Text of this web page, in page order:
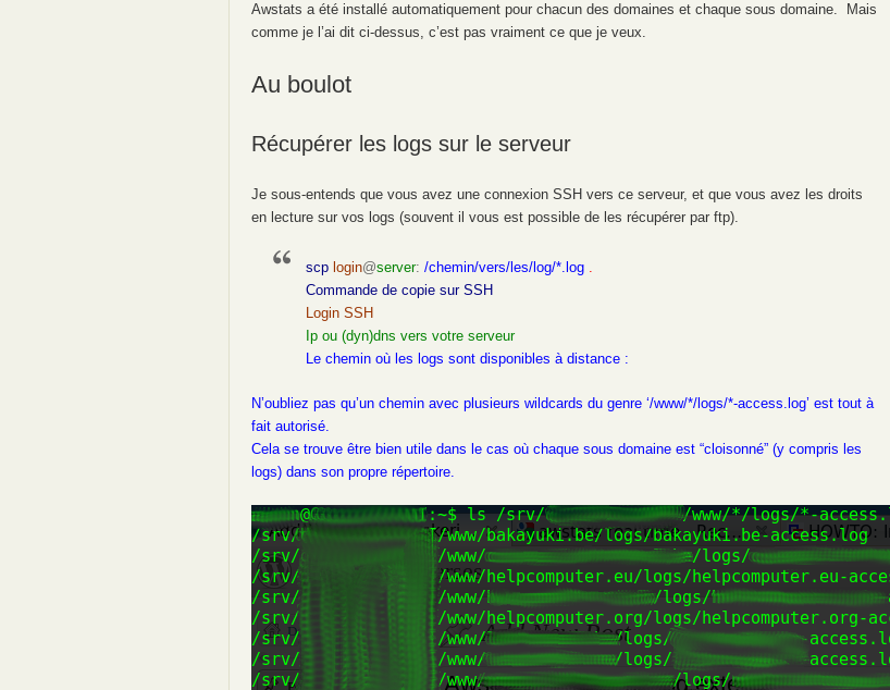
Awstats a été installé automatiquement pour chacun des domaines et chaque sous domaine. Mais
comme je l’ai dit ci-dessus, c’est pas vraiment ce que je veux.
Au boulot
Récupérer les logs sur le serveur
Je sous-entends que vous avez une connexion SSH vers ce serveur, et que vous avez les droits
en lecture sur vos logs (souvent il vous est possible de les récupérer par ftp).
scp login@server: /chemin/vers/les/log/*.log.
Commande de copie sur SSH
Login SSH
Ip ou (dyn)dns vers votre serveur
Le chemin où les logs sont disponibles à distance :
N’oubliez pas qu’un chemin avec plusieurs wildcards du genre ‘/www/*/logs/*-access.log’ est tout à
fait autorisé.
Cela se trouve être bien utile dans le cas où chaque sous domaine est “cloisonné” (y compris les
logs) dans son propre répertoire.